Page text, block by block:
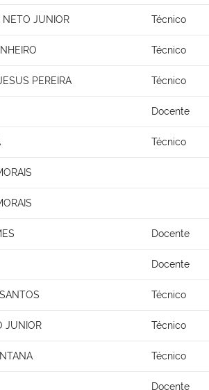
NETO JUNIOR Técnico
Técnico
PEREIRA Técnico
Docente
Técnico
Docente
Docente
Técnico
JUNIOR Técnico
Técnico
Docente